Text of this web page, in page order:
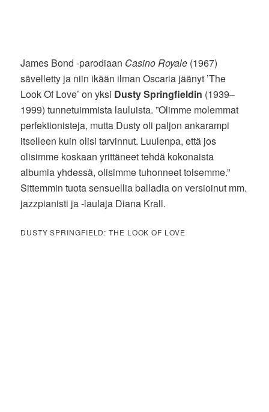
James Bond -parodiaan Casino Royale (1967)
sävelletty ja niin ikään ilman Oscaria jäänyt ’The
Look Of Love’ on yksi Dusty Springfieldin (1939–
1999) tunnetuimmista lauluista. ”Olimme molemmat
perfektionisteja, mutta Dusty oli paljon ankarampi
itselleen kuin olisi tarvinnut. Luulenpa, että jos
olisimme koskaan yrittäneet tehdä kokonaista
albumia yhdessä, olisimme tuhonneet toisemme.”
Sittemmin tuota sensuellia balladia on versioinut mm.
jazzpianisti ja -laulaja Diana Krall.
DUSTY SPRINGFIELD: THE LOOK OF LOVE